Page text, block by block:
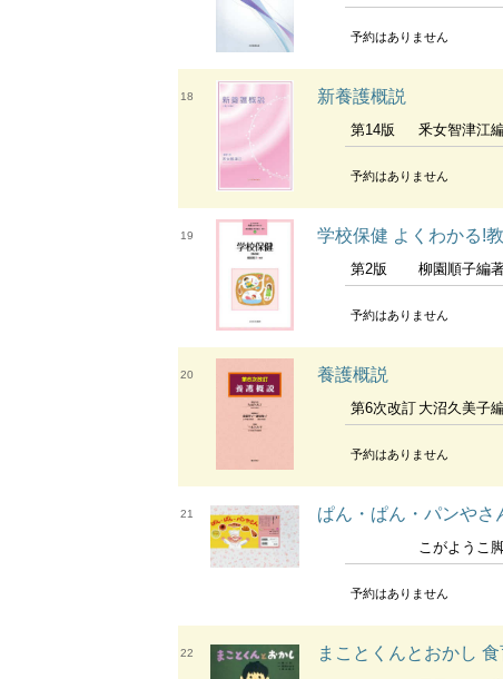
予約はありません
18 新養護概説
第14版 釆女智津江
予約はありません
19 学校保健 よくわかる!
第2版 柳園順子編
予約はありません
20 養護概説
第6次改訂 大沼久美子編集代表 遠藤伸子 鎌
予約はありません
21 ぱん・ぱん・パンやさ
こがようこ脚本 たか
予約はありません
22 まことくんとおかし